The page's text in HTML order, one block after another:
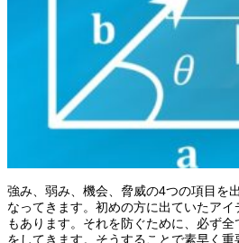
強み、弱み、機会、脅威の4つの項目を
なってきます。初めの方に出ていたアイ
もあります。それを防ぐために、必ず
をしてきます。そうすることで素早く